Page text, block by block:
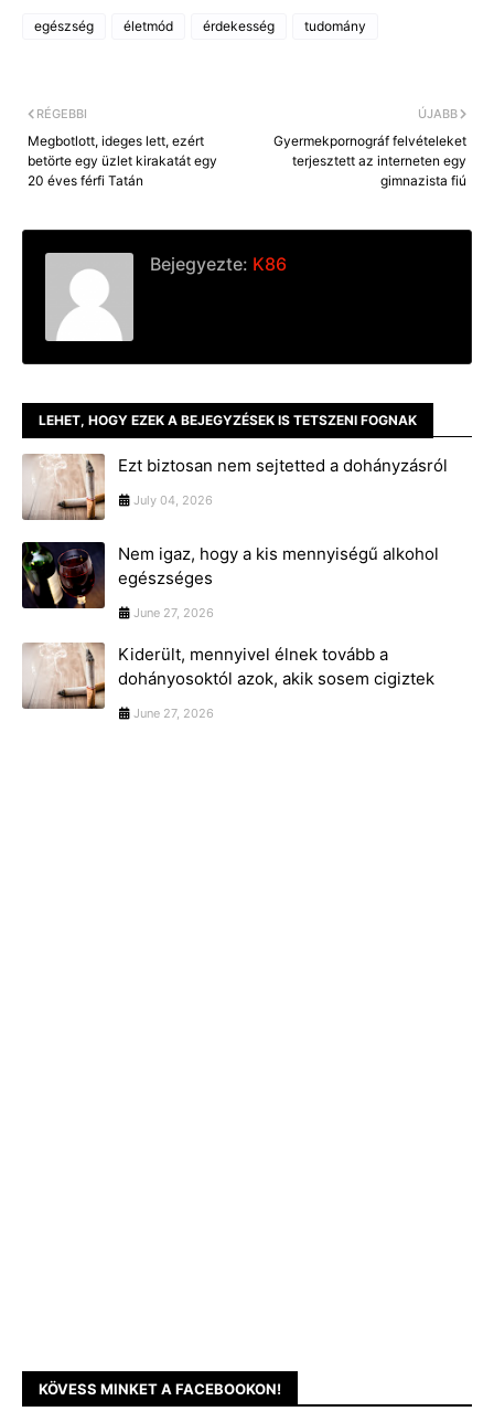
e
b
y
L
egészség életmód érdekesség tudomány
ÚJABB
Gyermekpornográf felvételeket
terjesztett az interneten egy
gimnazista fiú
RÉGEBBI
Megbotlott, ideges lett, ezért
betörte egy üzlet kirakatát egy
20 éves férfi Tatán
Bejegyezte: K86
LEHET, HOGY EZEK A BEJEGYZÉSEK IS TETSZENI FOGNAK
Ezt biztosan nem sejtetted a dohányzásról
July 04, 2026
Nem igaz, hogy a kis mennyiségű alkohol
egészséges
June 27, 2026
Kiderült, mennyivel élnek tovább a
dohányosoktól azok, akik sosem cigiztek
June 27, 2026
KÖVESS MINKET A FACEBOOKON!